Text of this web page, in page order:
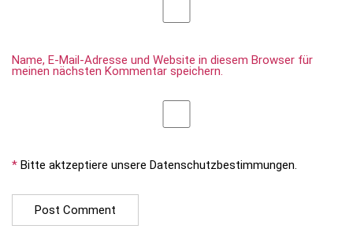
Name, E-Mail-Adresse und Website in diesem Browser für
meinen nächsten Kommentar speichern.
* Bitte aktzeptiere unsere Datenschutzbestimmungen.